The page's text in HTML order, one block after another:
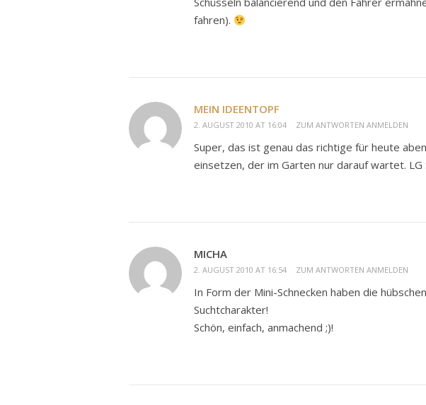
fahren).
MEIN IDEENTOPF
2. AUGUST 2010 AT 16:04 ZUM ANTWORTEN ANMELDEN
Super, das ist genau das richtige für heute
einsetzen, der im Garten nur darauf wartet. LG
MICHA
2. AUGUST 2010 AT 16:54 ZUM ANTWORTEN ANMELDEN
In Form der Mini-Schnecken haben die
Suchtcharakter!
Schön, einfach, anmachend ;)!